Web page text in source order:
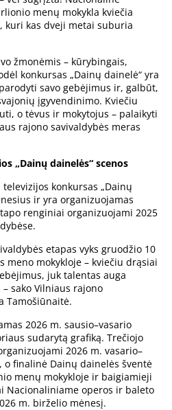
menų mokykla kviečia
kuri kas dveji metai suburia
žmonėmis – kūrybingais,
konkursas „Dainų dainelė“ yra
savo gebėjimus ir, galbūt,
įgyvendinimo. Kviečiu
o tėvus ir mokytojus – palaikyti
rajono savivaldybės meras
„Dainų dainelės“ scenos
konkursas „Dainų
ir yra organizuojamas
renginiai organizuojami 2025
etapas vyks gruodžio 10
meno mokykloje – kviečiu drąsiai
juk talentas auga
sako Vilniaus rajono
Tamošiūnaitė.
2026 m. sausio–vasario
sudarytą grafiką. Trečiojo
2026 m. vasario–
o finalinė Dainų dainelės šventė
menų mokykloje ir baigiamieji
Nacionaliniame operos ir baleto
m. birželio mėnesį.